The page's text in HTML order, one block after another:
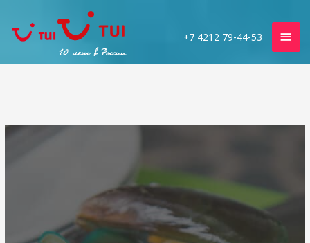
+7 4212 79-44-53